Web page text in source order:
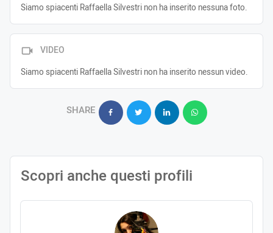
Siamo spiacenti Raffaella Silvestri non ha inserito nessuna foto.
VIDEO
Siamo spiacenti Raffaella Silvestri non ha inserito nessun video.
SHARE
Scopri anche questi profili